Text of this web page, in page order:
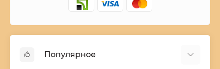
Популярное